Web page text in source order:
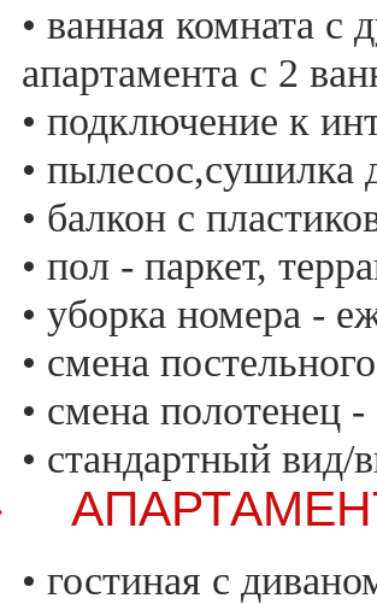
• ванная комната
апартамента с 2
• подключение к
• пылесос,сушилка
• балкон с
• пол - паркет,
• уборка номера -
• смена
• смена полотенец
• стандартный
• гостиная с